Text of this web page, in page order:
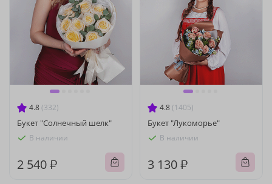
4.8 (332)
Букет "Солнечный шелк"
В наличии
2 540 ₽
4.8 (1405)
Букет "Лукоморье"
В наличии
3 130 ₽